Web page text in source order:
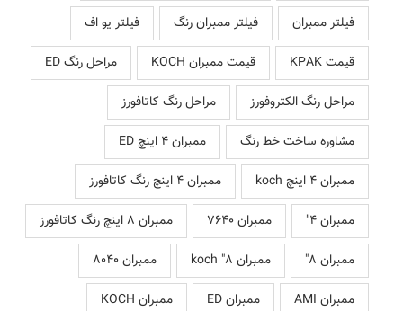
فیلتر ممبران
فیلتر ممبران رنگ
فیلتر یو اف
قیمت KPAK
قیمت ممبران KOCH
مراحل رنگ ED
مراحل رنگ الکتروفورز
مراحل رنگ کاتافورز
مشاوره ساخت خط رنگ
ممبران 4 اینچ ED
ممبران 4 اینچ koch
ممبران 4 اینچ رنگ کاتافورز
ممبران 4"
ممبران 7640
ممبران 8 اینچ رنگ کاتافورز
ممبران 8"
ممبران 8" koch
ممبران 8040
ممبران AMI
ممبران ED
ممبران KOCH